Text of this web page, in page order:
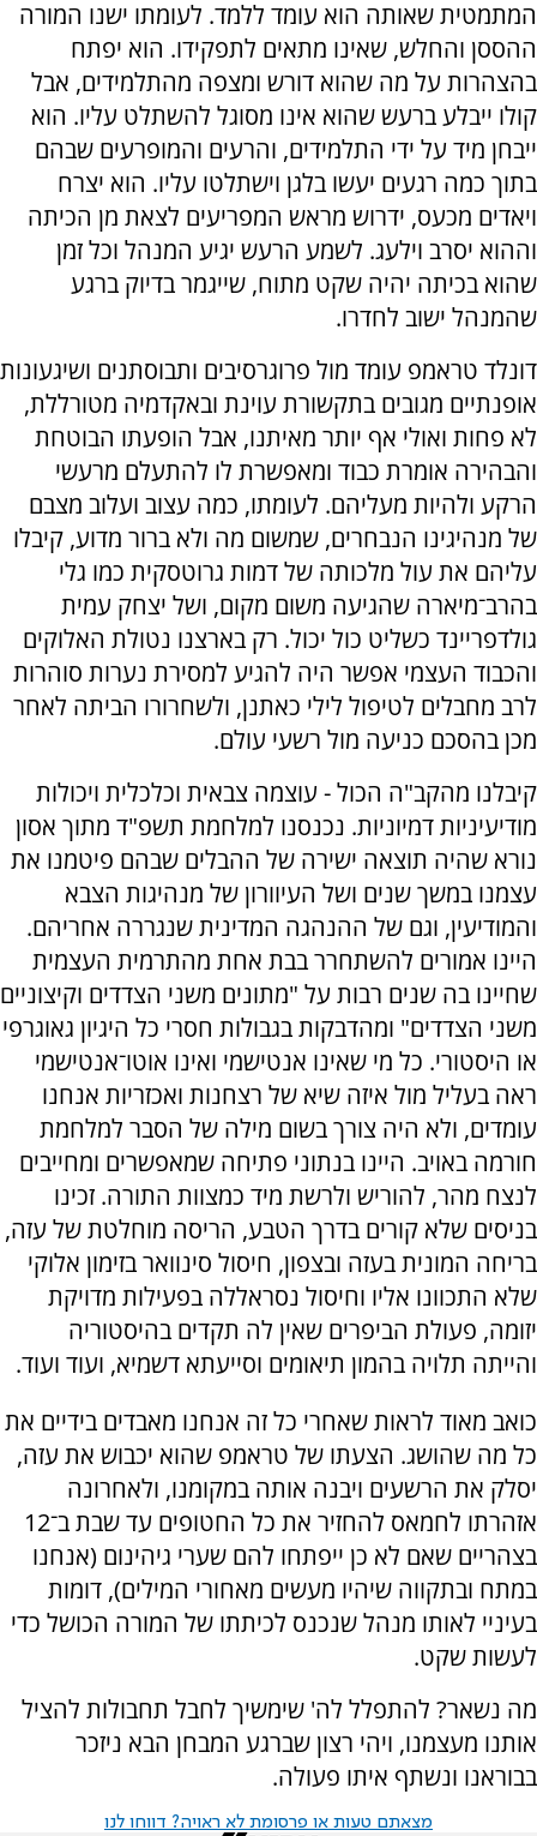
המתמטית שאותה הוא עומד ללמד. לעומתו ישנו המורה
ההססן והחלש, שאינו מתאים לתפקידו. הוא יפתח
בהצהרות על מה שהוא דורש ומצפה מהתלמידים, אבל
קולו ייבלע ברעש שהוא אינו מסוגל להשתלט עליו. הוא
ייבחן מיד על ידי התלמידים, והרעים והמופרעים שבהם
בתוך כמה רגעים יעשו בלגן וישתלטו עליו. הוא יצרח
ויאדים מכעס, ידרוש מראש המפריעים לצאת מן הכיתה
וההוא יסרב וילעג. לשמע הרעש יגיע המנהל וכל זמן
שהוא בכיתה יהיה שקט מתוח, שייגמר בדיוק ברגע
שהמנהל ישוב לחדרו.
דונלד טראמפ עומד מול פרוגרסיבים ותבוסתנים ושיגעונות
אופנתיים מגובים בתקשורת עוינת ובאקדמיה מטורללת,
לא פחות ואולי אף יותר מאיתנו, אבל הופעתו הבוטחת
והבהירה אומרת כבוד ומאפשרת לו להתעלם מרעשי
הרקע ולהיות מעליהם. לעומתו, כמה עצוב ועלוב מצבם
של מנהיגינו הנבחרים, שמשום מה ולא ברור מדוע, קיבלו
עליהם את עול מלכותה של דמות גרוטסקית כמו גלי
בהרב־מיארה שהגיעה משום מקום, ושל יצחק עמית
גולדפריינד כשליט כול יכול. רק בארצנו נטולת האלוקים
והכבוד העצמי אפשר היה להגיע למסירת נערות סוהרות
לרב מחבלים לטיפול לילי כאתנן, ולשחרורו הביתה לאחר
מכן בהסכם כניעה מול רשעי עולם.
קיבלנו מהקב"ה הכול - עוצמה צבאית וכלכלית ויכולות
מודיעיניות דמיוניות. נכנסנו למלחמת תשפ"ד מתוך אסון
נורא שהיה תוצאה ישירה של ההבלים שבהם פיטמנו את
עצמנו במשך שנים ושל העיוורון של מנהיגות הצבא
והמודיעין, וגם של ההנהגה המדינית שנגררה אחריהם.
היינו אמורים להשתחרר בבת אחת מהתרמית העצמית
שחיינו בה שנים רבות על "מתונים משני הצדדים וקיצוניים
משני הצדדים" ומהדבקות בגבולות חסרי כל היגיון גאוגרפי
או היסטורי. כל מי שאינו אנטישמי ואינו אוטו־אנטישמי
ראה בעליל מול איזה שיא של רצחנות ואכזריות אנחנו
עומדים, ולא היה צורך בשום מילה של הסבר למלחמת
חורמה באויב. היינו בנתוני פתיחה שמאפשרים ומחייבים
לנצח מהר, להוריש ולרשת מיד כמצוות התורה. זכינו
בניסים שלא קורים בדרך הטבע, הריסה מוחלטת של עזה,
בריחה המונית בעזה ובצפון, חיסול סינוואר בזימון אלוקי
שלא התכוונו אליו וחיסול נסראללה בפעילות מדויקת
יזומה, פעולת הביפרים שאין לה תקדים בהיסטוריה
והייתה תלויה בהמון תיאומים וסייעתא דשמיא, ועוד ועוד.
כואב מאוד לראות שאחרי כל זה אנחנו מאבדים בידיים את
כל מה שהושג. הצעתו של טראמפ שהוא יכבוש את עזה,
יסלק את הרשעים ויבנה אותה במקומנו, ולאחרונה
אזהרתו לחמאס להחזיר את כל החטופים עד שבת ב־12
בצהריים שאם לא כן ייפתחו להם שערי גיהינום (אנחנו
במתח ובתקווה שיהיו מעשים מאחורי המילים), דומות
בעיניי לאותו מנהל שנכנס לכיתתו של המורה הכושל כדי
לעשות שקט.
מה נשאר? להתפלל לה' שימשיך לחבל תחבולות להציל
אותנו מעצמנו, ויהי רצון שברגע המבחן הבא ניזכר
בבוראנו ונשתף איתו פעולה.
מצאתם טעות או פרסומת לא ראויה? דווחו לנו